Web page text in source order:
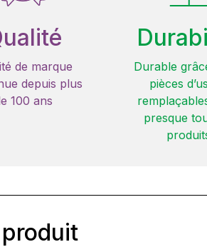
de marque
depuis plus
100 ans
Durable
pièces
presque